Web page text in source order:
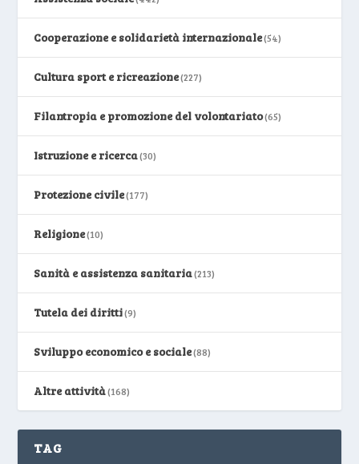
Cooperazione e solidarietà internazionale(54)
Cultura sport e ricreazione(227)
Filantropia e promozione del volontariato(65)
Istruzione e ricerca(30)
Protezione civile(177)
Religione(10)
Sanità e assistenza sanitaria(213)
Tutela dei diritti(9)
Sviluppo economico e sociale(88)
Altre attività(168)
TAG